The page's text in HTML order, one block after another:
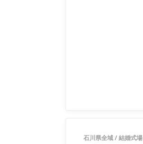
石川県全域/結婚式場